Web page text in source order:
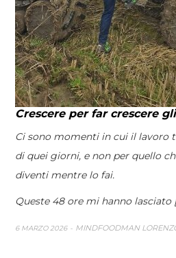
Crescere per far crescere
Ci sono momenti in cui il lavoro
di quei giorni, e non per quello
diventi mentre lo fai.
Queste 48 ore mi hanno lasciato
6 MARZO 2026 MINDFOODMAN